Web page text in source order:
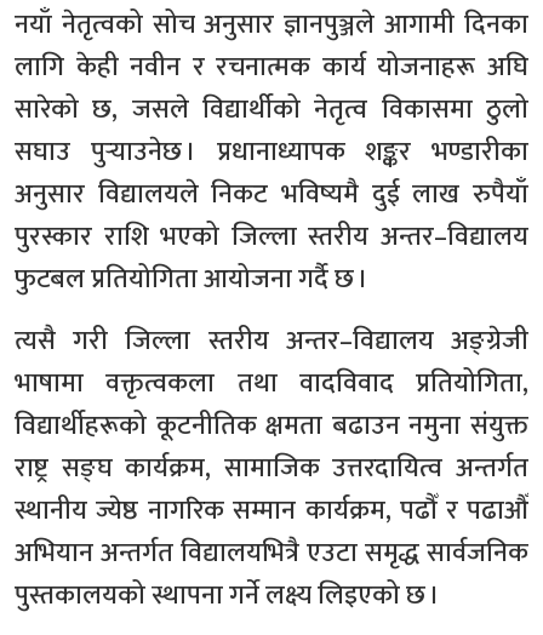
नयाँ नेतृत्वको सोच अनुसार ज्ञानपुञ्जले आगामी दिनका
लागि केही नवीन र रचनात्मक कार्य योजनाहरू अघि
सारेको छ, जसले विद्यार्थीको नेतृत्व विकासमा ठुलो
सघाउ पुर्‍याउनेछ । प्रधानाध्यापक शङ्कर भण्डारीका
अनुसार विद्यालयले निकट भविष्यमै दुई लाख रुपैयाँ
पुरस्कार राशि भएको जिल्ला स्तरीय अन्तर–विद्यालय
फुटबल प्रतियोगिता आयोजना गर्दै छ ।
त्यसै गरी जिल्ला स्तरीय अन्तर–विद्यालय अङ्ग्रेजी
भाषामा वक्तृत्वकला तथा वादविवाद प्रतियोगिता,
विद्यार्थीहरूको कूटनीतिक क्षमता बढाउन नमुना संयुक्त
राष्ट्र सङ्घ कार्यक्रम, सामाजिक उत्तरदायित्व अन्तर्गत
स्थानीय ज्येष्ठ नागरिक सम्मान कार्यक्रम, पढौँ र पढाऔँ
अभियान अन्तर्गत विद्यालयभित्रै एउटा समृद्ध सार्वजनिक
पुस्तकालयको स्थापना गर्ने लक्ष्य लिइएको छ ।